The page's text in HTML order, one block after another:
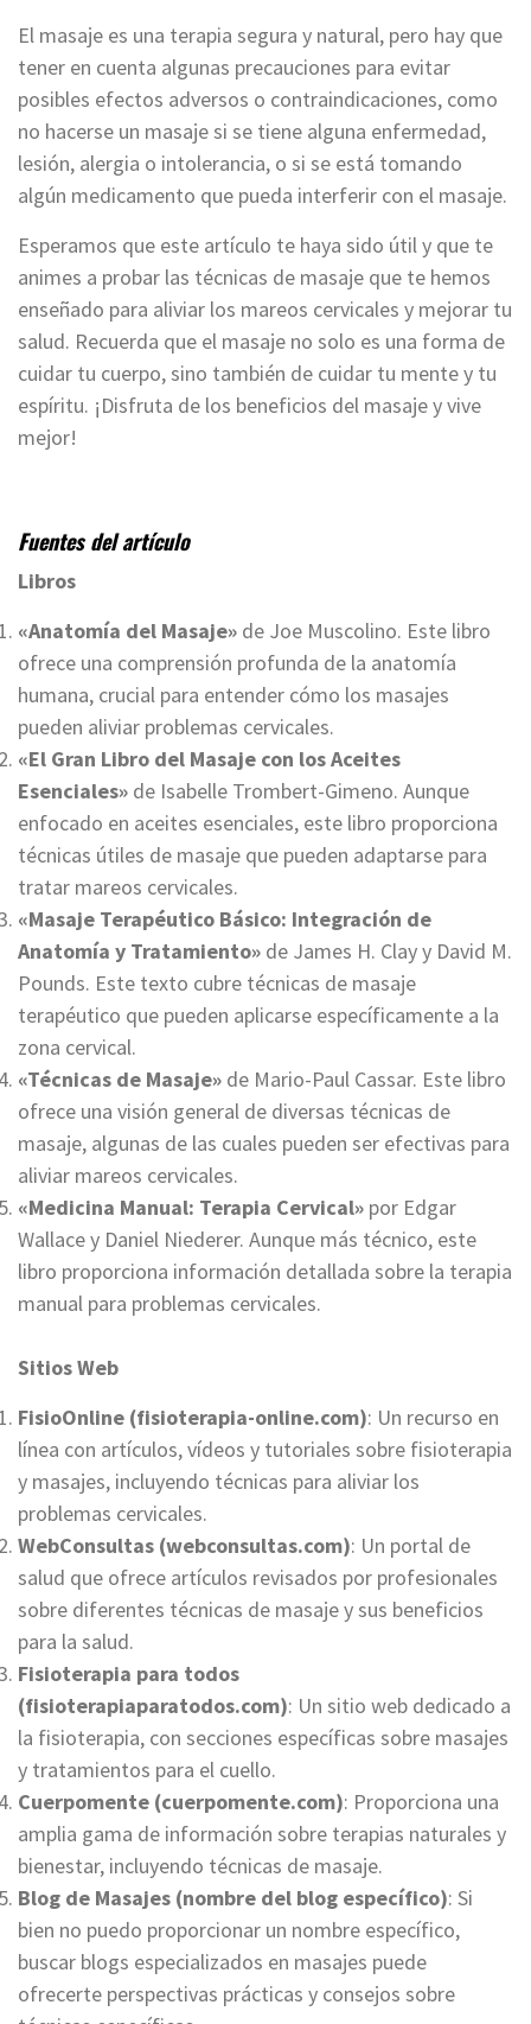
El masaje es una terapia segura y natural, pero hay que
tener en cuenta algunas precauciones para evitar
posibles efectos adversos o contraindicaciones, como
no hacerse un masaje si se tiene alguna enfermedad,
lesión, alergia o intolerancia, o si se está tomando
algún medicamento que pueda interferir con el masaje.
Esperamos que este artículo te haya sido útil y que te
animes a probar las técnicas de masaje que te hemos
enseñado para aliviar los mareos cervicales y mejorar tu
salud. Recuerda que el masaje no solo es una forma de
cuidar tu cuerpo, sino también de cuidar tu mente y tu
espíritu. ¡Disfruta de los beneficios del masaje y vive
mejor!
Fuentes del artículo
Libros
«Anatomía del Masaje» de Joe Muscolino. Este libro
ofrece una comprensión profunda de la anatomía
humana, crucial para entender cómo los masajes
pueden aliviar problemas cervicales.
«El Gran Libro del Masaje con los Aceites
Esenciales» de Isabelle Trombert-Gimeno. Aunque
enfocado en aceites esenciales, este libro proporciona
técnicas útiles de masaje que pueden adaptarse para
tratar mareos cervicales.
«Masaje Terapéutico Básico: Integración de
Anatomía y Tratamiento» de James H. Clay y David M.
Pounds. Este texto cubre técnicas de masaje
terapéutico que pueden aplicarse específicamente a la
zona cervical.
«Técnicas de Masaje» de Mario-Paul Cassar. Este libro
ofrece una visión general de diversas técnicas de
masaje, algunas de las cuales pueden ser efectivas para
aliviar mareos cervicales.
«Medicina Manual: Terapia Cervical» por Edgar
Wallace y Daniel Niederer. Aunque más técnico, este
libro proporciona información detallada sobre la terapia
manual para problemas cervicales.
Sitios Web
FisioOnline (fisioterapia-online.com): Un recurso en
línea con artículos, vídeos y tutoriales sobre fisioterapia
y masajes, incluyendo técnicas para aliviar los
problemas cervicales.
WebConsultas (webconsultas.com): Un portal de
salud que ofrece artículos revisados por profesionales
sobre diferentes técnicas de masaje y sus beneficios
para la salud.
Fisioterapia para todos
(fisioterapiaparatodos.com): Un sitio web dedicado a
la fisioterapia, con secciones específicas sobre masajes
y tratamientos para el cuello.
Cuerpomente (cuerpomente.com): Proporciona una
amplia gama de información sobre terapias naturales y
bienestar, incluyendo técnicas de masaje.
Blog de Masajes (nombre del blog específico): Si
bien no puedo proporcionar un nombre específico,
buscar blogs especializados en masajes puede
ofrecerte perspectivas prácticas y consejos sobre